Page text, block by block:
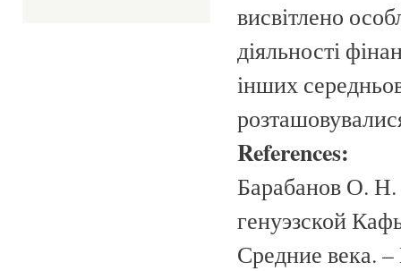
висвітлено
діяльності
інших
References:
Барабанов О. Н.
генуэзской
Средние века.